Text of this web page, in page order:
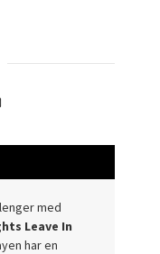
med
Leave In
har en